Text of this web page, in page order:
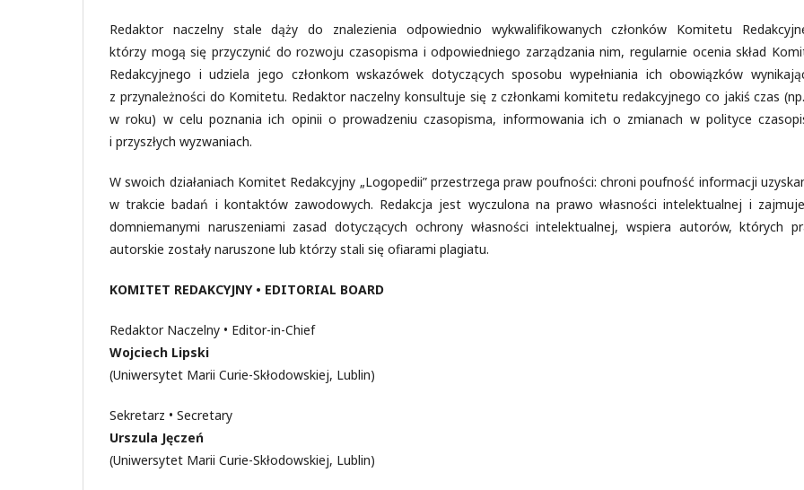
Redaktor naczelny stale dąży do znalezienia odpowiednio wykwalifikowanych członków Komitetu
którzy mogą się przyczynić do rozwoju czasopisma i odpowiedniego zarządzania nim, regularnie ocenia skład
Redakcyjnego i udziela jego członkom wskazówek dotyczących sposobu wypełniania ich obowiązków
z przynależności do Komitetu. Redaktor naczelny konsultuje się z członkami komitetu redakcyjnego co jakiś czas
w roku) w celu poznania ich opinii o prowadzeniu czasopisma, informowania ich o zmianach w polityce
i przyszłych wyzwaniach.
W swoich działaniach Komitet Redakcyjny „Logopedii” przestrzega praw poufności: chroni poufność informacji
w trakcie badań i kontaktów zawodowych. Redakcja jest wyczulona na prawo własności intelektualnej i
domniemanymi naruszeniami zasad dotyczących ochrony własności intelektualnej, wspiera autorów, których
autorskie zostały naruszone lub którzy stali się ofiarami plagiatu.
KOMITET REDAKCYJNY • EDITORIAL BOARD
Redaktor Naczelny • Editor-in-Chief
Wojciech Lipski
(Uniwersytet Marii Curie-Skłodowskiej, Lublin)
Sekretarz • Secretary
Urszula Jęczeń
(Uniwersytet Marii Curie-Skłodowskiej, Lublin)